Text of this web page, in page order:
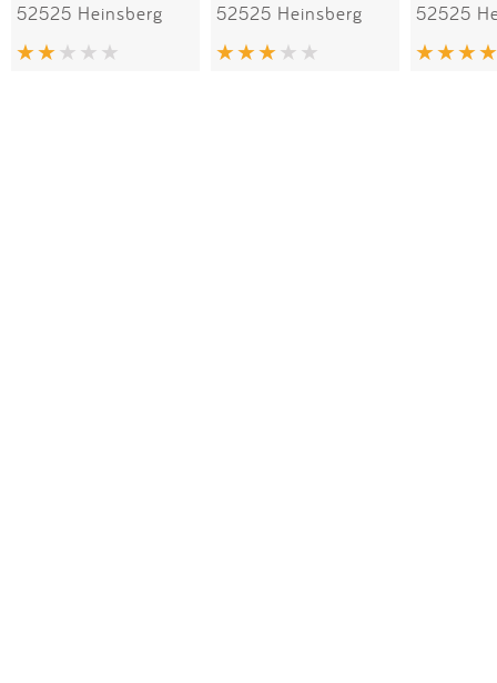
52525 Heinsberg 52525 Heinsberg 52525